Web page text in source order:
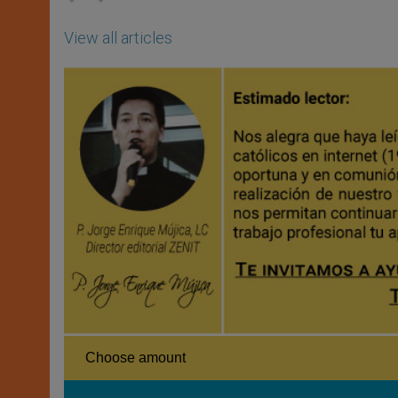
View all articles